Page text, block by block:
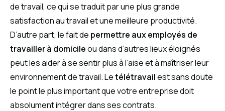
de travail, ce qui se traduit par une plus grande
satisfaction au travail et une meilleure productivité.
D’autre part, le fait de permettre aux employés de
travailler à domicileou dans d’autres lieux éloignés
peut les aider à se sentir plus à l’aise et à maîtriser leur
environnement de travail. Letélétravailest sans doute
le point le plus important que votre entreprise doit
absolument intégrer dans ses contrats.